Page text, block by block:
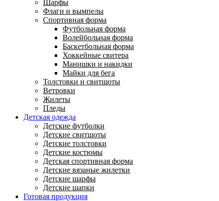
Шарфы
Флаги и вымпелы
Спортивная форма
Футбольная форма
Волейбольная форма
Баскетбольная форма
Хоккейные свитера
Манишки и накидки
Майки для бега
Толстовки и свитшоты
Ветровки
Жилеты
Пледы
Детская одежда
Детские футболки
Детские свитшоты
Детские толстовки
Детские костюмы
Детская спортивная форма
Детские вязаные жилетки
Детские шарфы
Детские шапки
Готовая продукция